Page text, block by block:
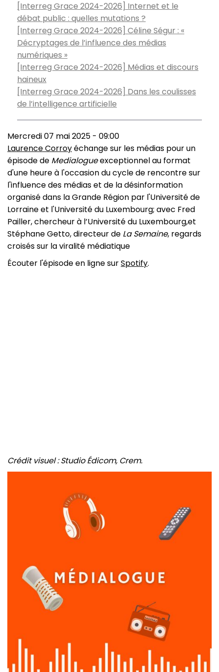
[Interreg Grace 2024-2026] Internet et le
débat public : quelles mutations ?
[Interreg Grace 2024-2026] Céline Ségur : «
Décryptages de l’influence des médias
numériques »
[Interreg Grace 2024-2026] Médias et discours
haineux
[Interreg Grace 2024-2026] Dans les coulisses
de l’intelligence artificielle
Mercredi 07 mai 2025 - 09:00
Laurence Corroyéchange sur les médias pour un
épisode de Medialogueexceptionnel au format
d'une heure à l'occasion du cycle de rencontre sur
l'influence des médias et de la désinformation
organisé dans la Grande Région par l'Université de
Lorraine et l'Université du Luxembourg; avec Fred
Pailler, chercheur à l’Université du Luxembourg,et
Stéphane Getto, directeur de La Semaine, regards
croisés sur la viralité médiatique
Écouter l'épisode en ligne surSpotify.
Crédit visuel : Studio Édicom, Crem.